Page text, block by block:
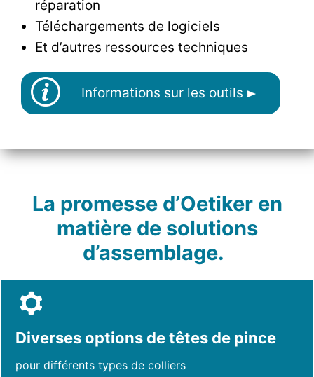
réparation
Téléchargements de logiciels
Et d’autres ressources techniques
Informations sur les outils
La promesse d’Oetiker en
matière de solutions
d’assemblage.
Diverses options de têtes de pince
pour différents types de colliers